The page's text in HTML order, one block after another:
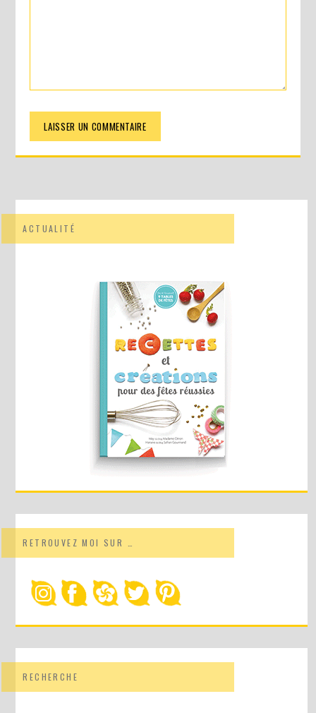
ACTUALITÉ
RETROUVEZ MOI SUR …
RECHERCHE